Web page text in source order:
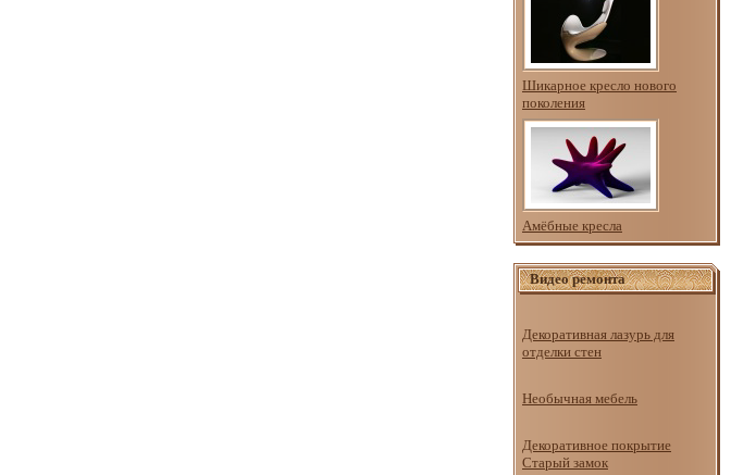
Шикарное кресло нового
поколения
Амёбные кресла
Видео ремонта
Декоративная лазурь для
отделки стен
Необычная мебель
Декоративное покрытие
Старый замок